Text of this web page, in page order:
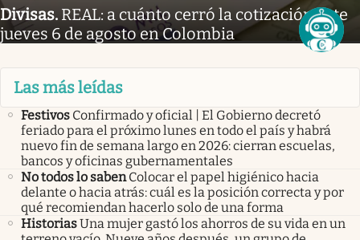
Divisas. REAL: a cuánto cerró la cotización este
jueves 6 de agosto en Colombia
Las más leídas
Festivos Confirmado y oficial | El Gobierno decretó
feriado para el próximo lunes en todo el país y habrá
nuevo fin de semana largo en 2026: cierran escuelas,
bancos y oficinas gubernamentales
No todos lo saben Colocar el papel higiénico hacia
delante o hacia atrás: cuál es la posición correcta y por
qué recomiendan hacerlo solo de una forma
HistoriasUna mujer gastó los ahorros de su vida en un